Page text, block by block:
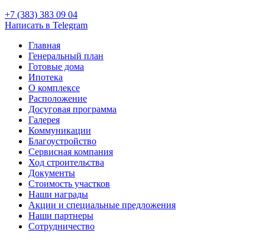
+7 (383) 383 09 04
Написать в Telegram
Главная
Генеральный план
Готовые дома
Ипотека
О комплексе
Расположение
Досуговая программа
Галерея
Коммуникации
Благоустройство
Сервисная компания
Ход строительства
Документы
Стоимость участков
Наши награды
Акции и специальные предложения
Наши партнеры
Сотрудничество